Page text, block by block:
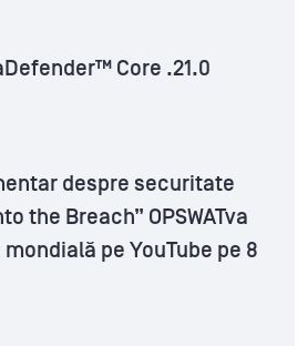
Core .21.0
despre securitate
the Breach” OPSWATva
pe YouTube pe 8